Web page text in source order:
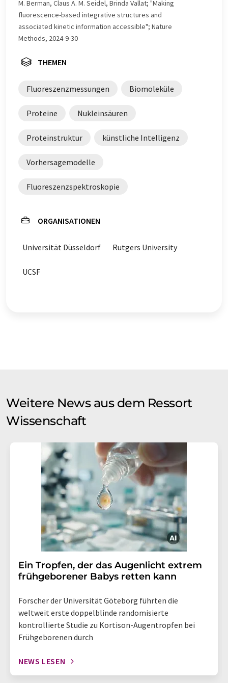
M. Berman, Claus A. M. Seidel, Brinda Vallat; "Making
fluorescence-based integrative structures and
associated kinetic information accessible"; Nature
Methods, 2024-9-30
THEMEN
Fluoreszenzmessungen Biomoleküle
Proteine Nukleinsäuren
Proteinstruktur künstliche Intelligenz
Vorhersagemodelle
Fluoreszenzspektroskopie
ORGANISATIONEN
Universität Düsseldorf Rutgers University
UCSF
Weitere News aus dem Ressort
Wissenschaft
Ein Tropfen, der das Augenlicht extrem
frühgeborener Babys retten kann
Forscher der Universität Göteborg führten die
weltweit erste doppelblinde randomisierte
kontrollierte Studie zu Kortison-Augentropfen bei
Frühgeborenen durch
NEWS LESEN